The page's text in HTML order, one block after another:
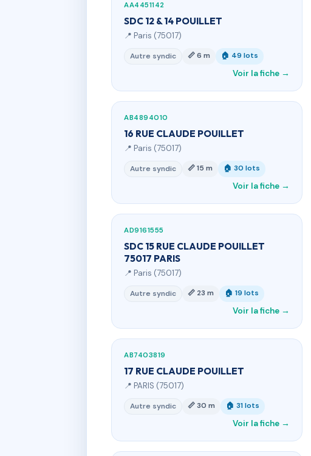
AA4451142
SDC 12 & 14 POUILLET
📍 Paris (75017)
Autre syndic 📏 6 m 🏠 49 lots
Voir la fiche →
AB4894010
16 RUE CLAUDE POUILLET
📍 Paris (75017)
Autre syndic 📏 15 m 🏠 30 lots
Voir la fiche →
AD9161555
SDC 15 RUE CLAUDE POUILLET
75017 PARIS
📍 Paris (75017)
Autre syndic 📏 23 m 🏠 19 lots
Voir la fiche →
AB7403819
17 RUE CLAUDE POUILLET
📍 PARIS (75017)
Autre syndic 📏 30 m 🏠 31 lots
Voir la fiche →